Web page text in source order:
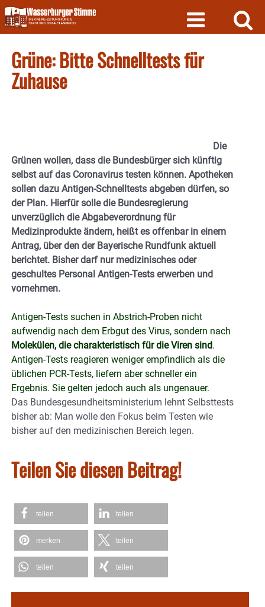
Skip
to
content
Grüne: Bitte Schnelltests für
Zuhause
Die
Grünen wollen, dass die Bundesbürger sich künftig
selbst auf das Coronavirus testen können. Apotheken
sollen dazu Antigen-Schnelltests abgeben dürfen, so
der Plan. Hierfür solle die Bundesregierung
unverzüglich die Abgabeverordnung für
Medizinprodukte ändern, heißt es offenbar in einem
Antrag, über den der Bayerische Rundfunk aktuell
berichtet. Bisher darf nur medizinisches oder
geschultes Personal Antigen-Tests erwerben und
vornehmen.
Antigen-Tests suchen in Abstrich-Proben nicht
aufwendig nach dem Erbgut des Virus, sondern nach
Molekülen, die charakteristisch für die Viren sind.
Antigen-Tests reagieren weniger empfindlich als die
üblichen PCR-Tests, liefern aber schneller ein
Ergebnis. Sie gelten jedoch auch als ungenauer.
Das Bundesgesundheitsministerium lehnt Selbsttests
bisher ab: Man wolle den Fokus beim Testen wie
bisher auf den medizinischen Bereich legen.
Teilen Sie diesen Beitrag!
teilen teilen
merken teilen
teilen teilen